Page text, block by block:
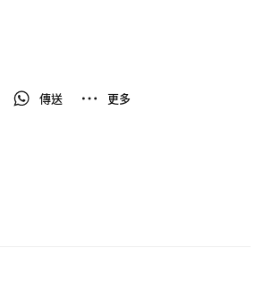
傳送 更多